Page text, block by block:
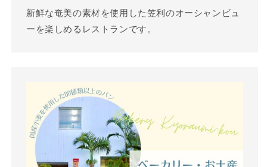
新鮮な奄美の素材を使用した笠利のオーシャンビュ
ーを楽しめるレストランです。